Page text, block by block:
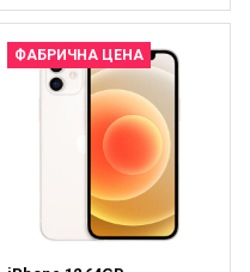
ФАБРИЧНА ЦЕНА